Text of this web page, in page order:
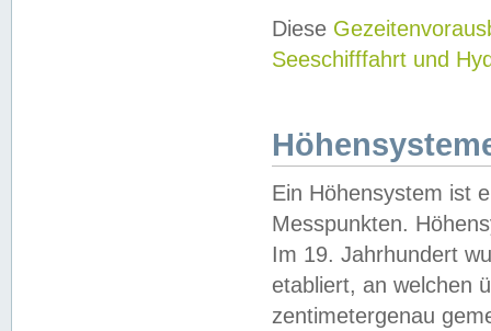
Diese
Seeschifffahrt und
Ein Höhensystem ist
Messpunkten.
Im 19. Jahrhundert
etabliert, an welchen
zentimetergenau